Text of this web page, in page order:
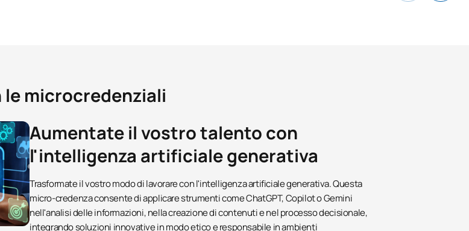
microcredenziali
Aumentate il vostro talento con
l'intelligenza artificiale generativa
Trasformate il vostro modo di lavorare con l'intelligenza artificiale generativa. Questa
micro-credenza consente di applicare strumenti come ChatGPT, Copilot o Gemini
nell'analisi delle informazioni, nella creazione di contenuti e nel processo decisionale,
integrando soluzioni innovative in modo etico e responsabile in ambienti